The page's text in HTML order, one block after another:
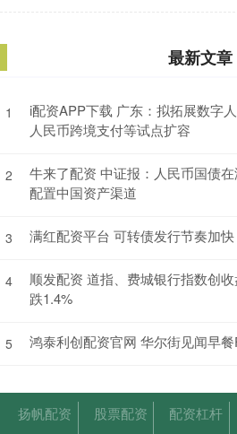
最新文章
1
i配资APP下载 广东：拟拓展数字
人民币跨境支付等试点扩容
2
牛来了配资 中证报：人民币国债
配置中国资产渠道
3 满红配资平台 可转债发行节奏加
4
顺发配资 道指、费城银行指数创
跌1.4%
5 鸿泰利创配资官网 华尔街见闻早
扬帆配资 股票配资 配资杠杆